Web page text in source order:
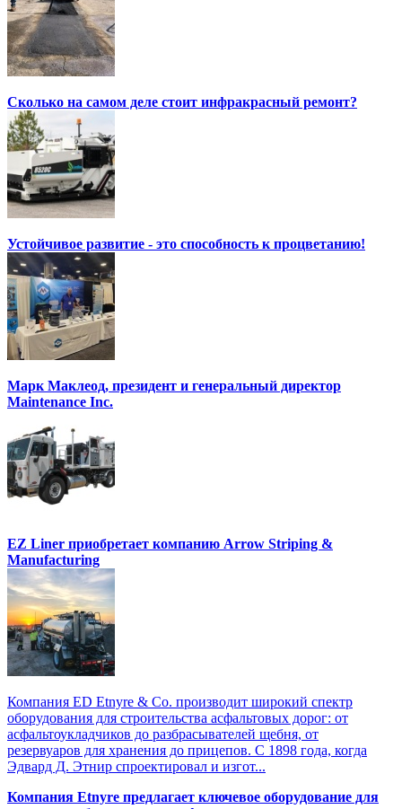
Сколько на самом деле стоит инфракрасный ремонт?
Устойчивое развитие - это способность к процветанию!
Марк Маклеод, президент и генеральный директор
Maintenance Inc.
EZ Liner приобретает компанию Arrow Striping &
Manufacturing
Компания ED Etnyre & Co. производит широкий спектр
оборудования для строительства асфальтовых дорог: от
асфальтоукладчиков до разбрасывателей щебня, от
резервуаров для хранения до прицепов. С 1898 года, когда
Эдвард Д. Этнир спроектировал и изгот...
Компания Etnyre предлагает ключевое оборудование для